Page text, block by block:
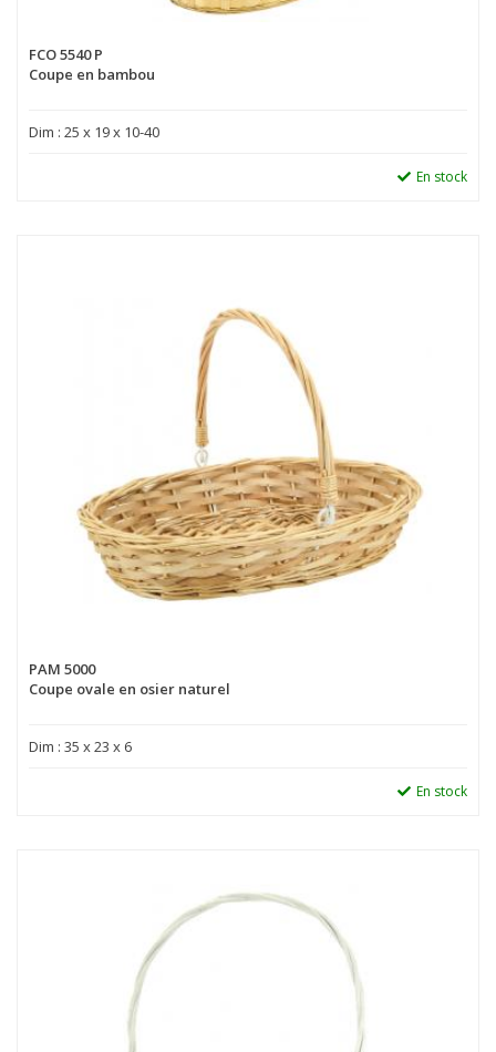
FCO 5540 P
Coupe en bambou
Dim : 25 x 19 x 10-40
En stock
PAM 5000
Coupe ovale en osier naturel
Dim : 35 x 23 x 6
En stock